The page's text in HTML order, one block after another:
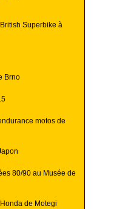
Superbike à
Brno
motos de
80/90 au Musée de
de Motegi